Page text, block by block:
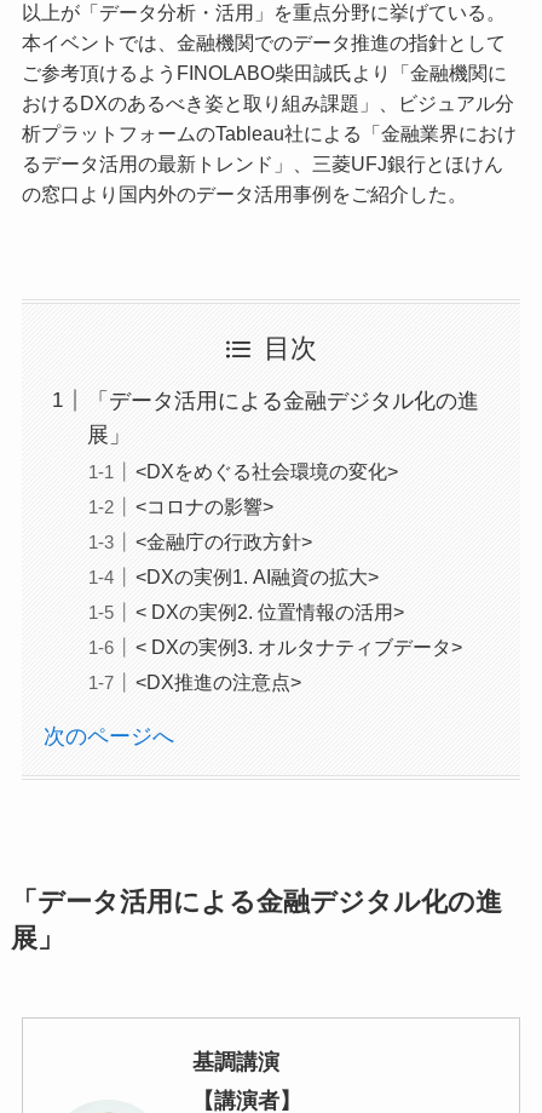
以上が「データ分析・活用」を重点分野に挙げている。
本イベントでは、金融機関でのデータ推進の指針として
ご参考頂けるようFINOLABO柴田誠氏より「金融機関に
おけるDXのあるべき姿と取り組み課題」、ビジュアル分
析プラットフォームのTableau社による「金融業界におけ
るデータ活用の最新トレンド」、三菱UFJ銀行とほけん
の窓口より国内外のデータ活用事例をご紹介した。
目次
「データ活用による金融デジタル化の進
展」
<DXをめぐる社会環境の変化>
<コロナの影響>
<金融庁の行政方針>
<DXの実例1. AI融資の拡大>
< DXの実例2. 位置情報の活用>
< DXの実例3. オルタナティブデータ>
<DX推進の注意点>
次のページへ
「データ活用による金融デジタル化の進
展」
基調講演
【講演者】